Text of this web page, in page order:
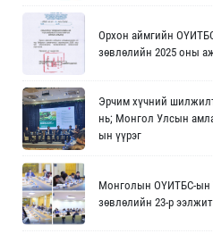
Орхон аймгийн
зөвлөлийн 2025 оны
Эрчим хүчний
нь; Монгол Улсын
ын үүрэг
Монголын ОҮИТБС-ын
зөвлөлийн 23-р